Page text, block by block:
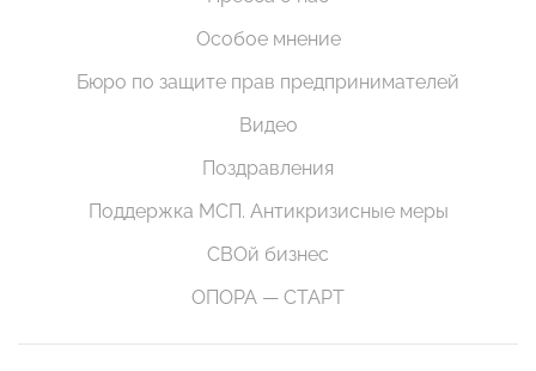
Особое мнение
Бюро по защите прав предпринимателей
Видео
Поздравления
Поддержка МСП. Антикризисные меры
СВОй бизнес
ОПОРА — СТАРТ